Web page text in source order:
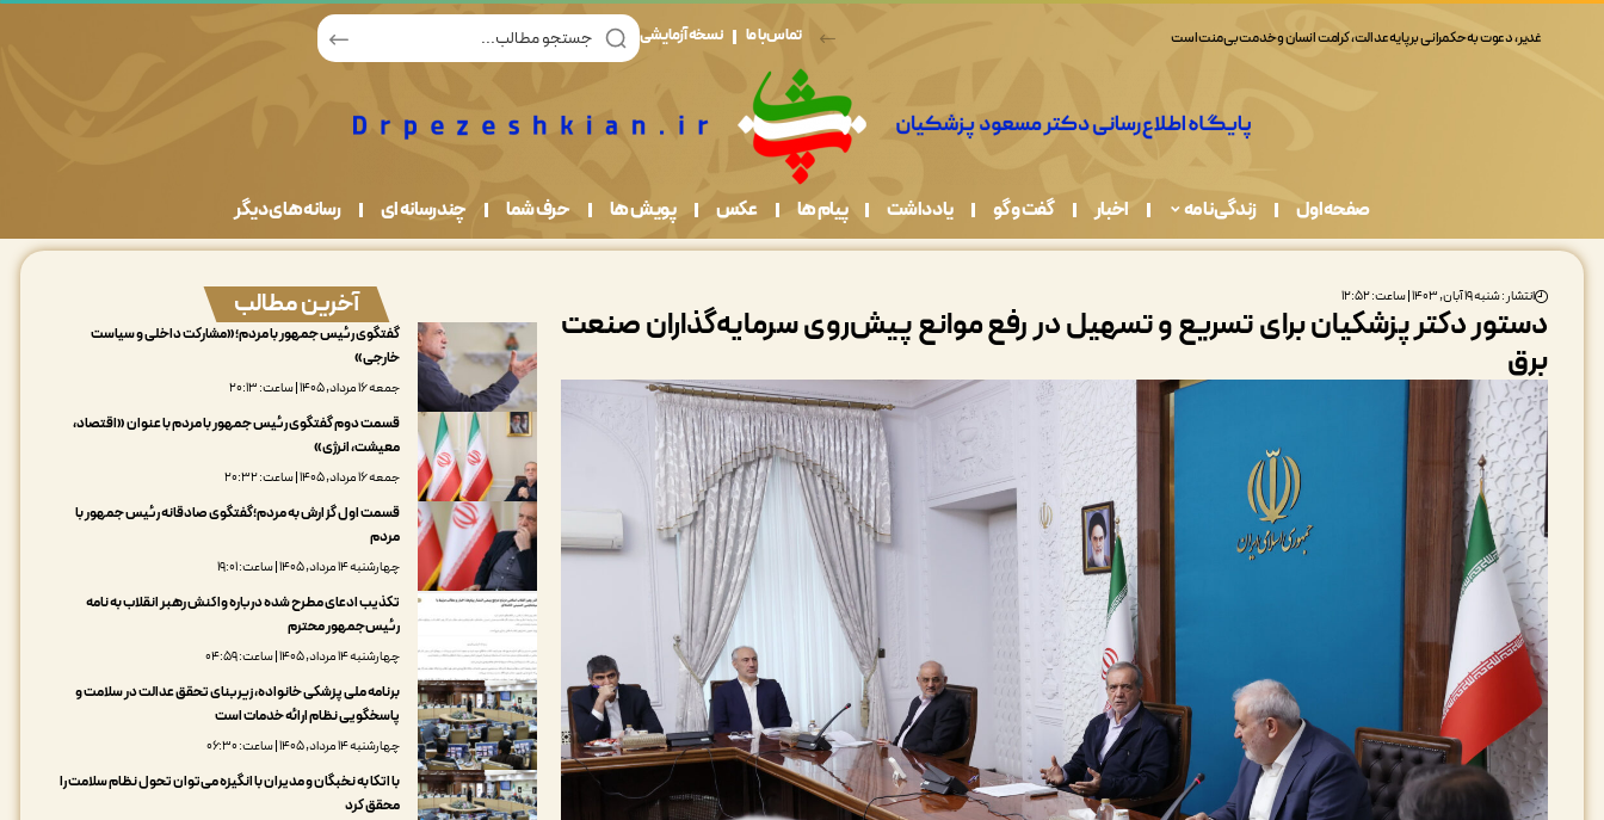
غدیر، دعوت به حکمرانی بر پایه عدالت، کرامت انسان و خدمت بی‌منت است تماس با ما نسخه آزمایشی
صفحه اول زندگی نامه اخبار گفت و گو یادداشت پیام ها عکس پویش ها حرف شما چندرسانه ای رسانه های دیگر
انتشار : شنبه ۱۹ آبان, ۱۴۰۳ | ساعت: ۱۲:۵۲
دستور دکتر پزشکیان برای تسریع و تسهیل در رفع موانع پیش‌روی سرمایه‌گذاران صنعت
برق
آخرین مطالب
گفتگوی رئیس جمهور با مردم؛«مشارکت داخلی و سیاست
خارجی»
جمعه ۱۶ مرداد, ۱۴۰۵ | ساعت: ۲۰:۱۳
قسمت دوم گفتگوی رئیس جمهور با مردم با عنوان «اقتصاد،
معیشت، انرژی»
جمعه ۱۶ مرداد, ۱۴۰۵ | ساعت: ۲۰:۳۲
قسمت اول گزارش به مردم؛گفتگوی صادقانه رئیس جمهور با
مردم
چهارشنبه ۱۴ مرداد, ۱۴۰۵ | ساعت: ۱۹:۰۱
تکذیب ادعای مطرح شده درباره واکنش رهبر انقلاب به نامه
رئیس‌جمهور محترم
چهارشنبه ۱۴ مرداد, ۱۴۰۵ | ساعت: ۰۴:۵۹
برنامه ملی پزشکی خانواده، زیربنای تحقق عدالت در سلامت و
پاسخگویی نظام ارائه خدمات است
چهارشنبه ۱۴ مرداد, ۱۴۰۵ | ساعت: ۰۶:۳۰
با اتکا به نخبگان و مدیران با انگیزه می‌توان تحول نظام سلامت را
محقق کرد